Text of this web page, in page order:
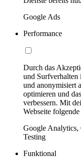
Google Ads
Performance
Durch das
und Surfverhalten
und anonymisiert
optimieren und
verbessern. Mit
Webseite
Google Analytics,
Testing
Funktional